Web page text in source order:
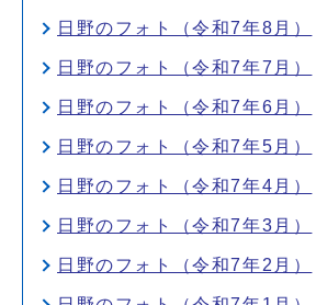
日野のフォト（令和7年8月）
日野のフォト（令和7年7月）
日野のフォト（令和7年6月）
日野のフォト（令和7年5月）
日野のフォト（令和7年4月）
日野のフォト（令和7年3月）
日野のフォト（令和7年2月）